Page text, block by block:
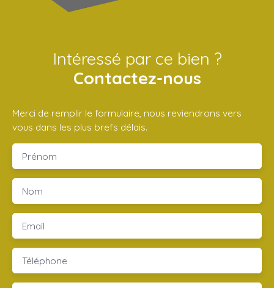
Intéressé par ce bien ?
Contactez-nous
Merci de remplir le formulaire, nous reviendrons vers
vous dans les plus brefs délais.
Prénom
Nom
Email
Téléphone